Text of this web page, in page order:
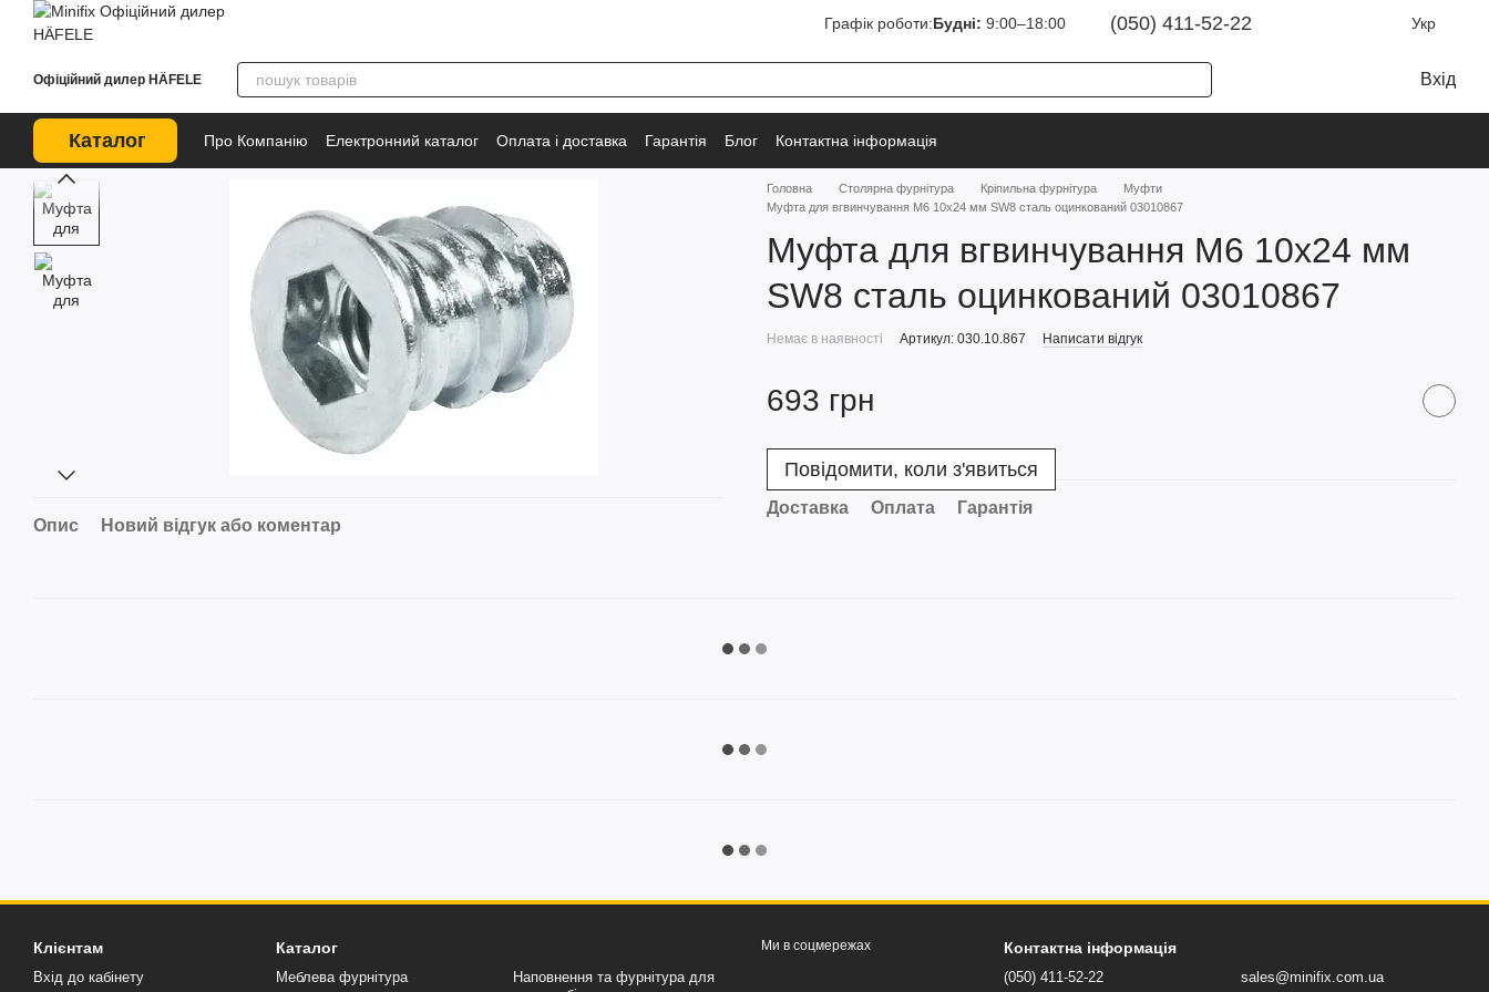
Перейти до основного контенту Графік роботи:Будні: 9:00–18:00 (050) 411-52-22 Укр
Офіційний дилер HÄFELE Вхід
Каталог Про Компанію Електронний каталог Оплата і доставка Гарантія Блог Контактна інформація
Опис Новий відгук або коментар
Головна Столярна фурнітура Кріпильна фурнітура
Муфти
Муфта для вгвинчування M6 10x24 мм SW8 сталь оцинкований 03010867
Муфта для вгвинчування M6 10x24 мм
SW8 сталь оцинкований 03010867
Немає в наявності Артикул: 030.10.867 Написати відгук
693 грн
Повідомити, коли з'явиться
Доставка Оплата Гарантія
Клієнтам
Вхід до кабінету
Каталог
Меблева фурнітура
Наповнення та фурнітура для
Ми в соцмережах Контактна інформація
(050) 411-52-22 sales@minifix.com.ua